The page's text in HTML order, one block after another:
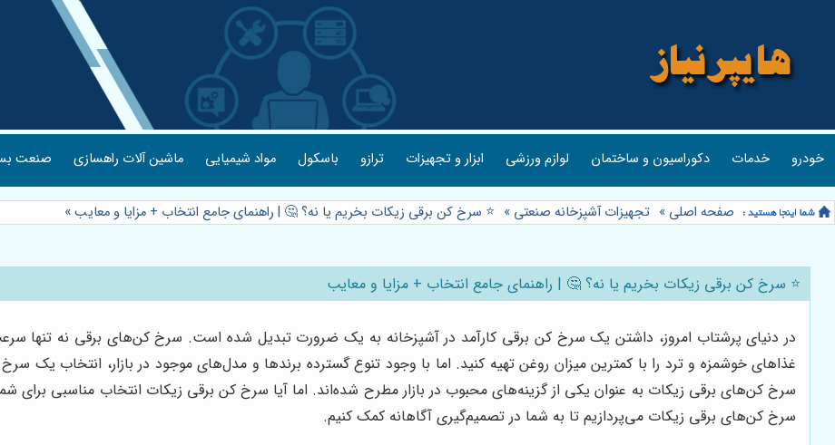
خودرو خدمات دکوراسیون و ساختمان لوازم ورزشی ابزار و تجهیزات ترازو باسکول مواد شیمیایی ماشین آلات راهسازی صنعت
صفحه اصلی » تجهیزات آشپزخانه صنعتی » ⭐️ سرخ کن برقی زیکات بخریم یا نه؟ 🤔 | راهنمای جامع انتخاب + مزایا و معایب»
⭐️ سرخ کن برقی زیکات بخریم یا نه؟ 🤔 | راهنمای جامع انتخاب + مزایا و معایب
در دنیای پرشتاب امروز، داشتن یک سرخ کن برقی کارآمد در آشپزخانه به یک ضرورت تبدیل شده است. سرخ کن‌های برقی نه تنها
غذاهای خوشمزه و ترد را با کمترین میزان روغن تهیه کنید. اما با وجود تنوع گسترده برندها و مدل‌های موجود در بازار، انتخاب یک
سرخ کن‌های برقی زیکات به عنوان یکی از گزینه‌های محبوب در بازار مطرح شده‌اند. اما آیا سرخ کن برقی زیکات انتخاب مناسبی برای
سرخ کن‌های برقی زیکات می‌پردازیم تا به شما در تصمیم‌گیری آگاهانه کمک کنیم.